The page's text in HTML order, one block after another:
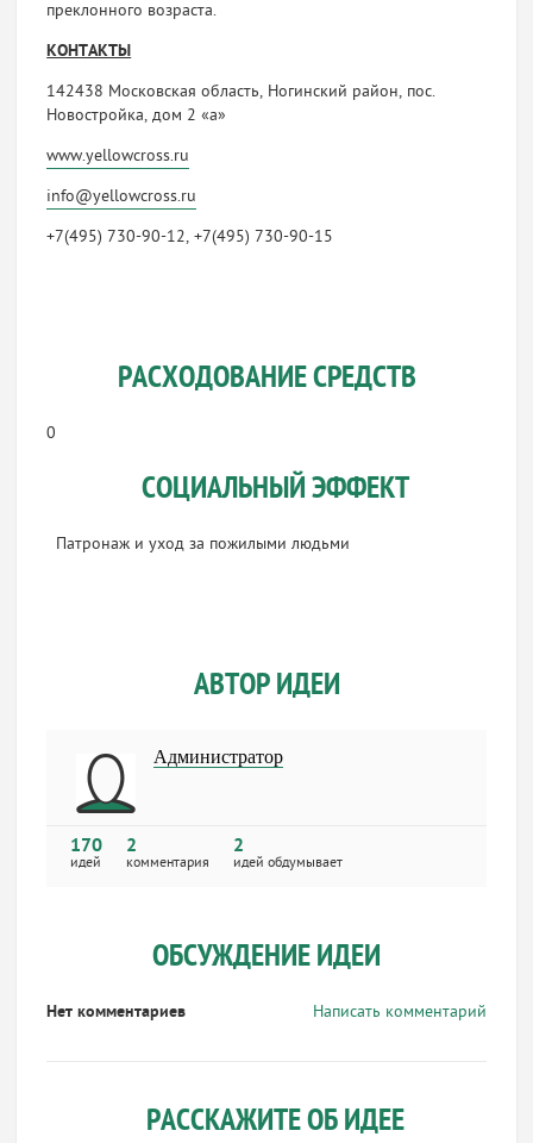
преклонного возраста.
КОНТАКТЫ
142438 Московская область, Ногинский район, пос.
Новостройка, дом 2 «а»
www.yellowcross.ru
info@yellowcross.ru
+7(495) 730-90-12, +7(495) 730-90-15
РАСХОДОВАНИЕ СРЕДСТВ
0
СОЦИАЛЬНЫЙ ЭФФЕКТ
Патронаж и уход за пожилыми людьми
АВТОР ИДЕИ
Администратор
170
идей
2
комментария
2
идей обдумывает
ОБСУЖДЕНИЕ ИДЕИ
Написать комментарий
Нет комментариев
РАССКАЖИТЕ ОБ ИДЕЕ